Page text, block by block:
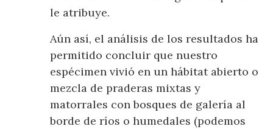
le atribuye.
Aún así, el análisis de los resultados ha
permitido concluir que nuestro
espécimen vivió en un hábitat abierto o
mezcla de praderas mixtas y
matorrales con bosques de galería al
borde de ríos o humedales (podemos